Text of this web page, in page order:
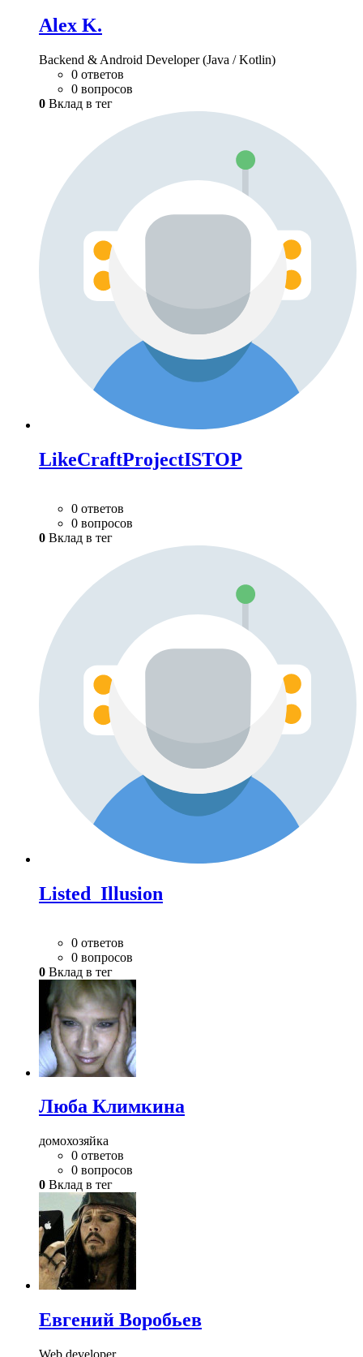
Alex K.
Backend & Android Developer (Java / Kotlin)
0 ответов
0 вопросов
0 Вклад в тег
LikeCraftProjectISTOP
0 ответов
0 вопросов
0 Вклад в тег
Listed_Illusion
0 ответов
0 вопросов
0 Вклад в тег
Люба Климкина
домохозяйка
0 ответов
0 вопросов
0 Вклад в тег
Евгений Воробьев